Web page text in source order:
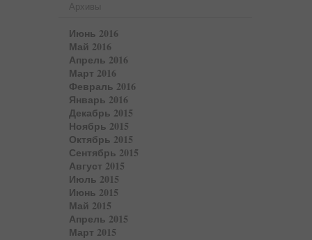
Архивы
Июнь 2016
Май 2016
Апрель 2016
Март 2016
Февраль 2016
Январь 2016
Декабрь 2015
Ноябрь 2015
Октябрь 2015
Сентябрь 2015
Август 2015
Июль 2015
Июнь 2015
Май 2015
Апрель 2015
Март 2015